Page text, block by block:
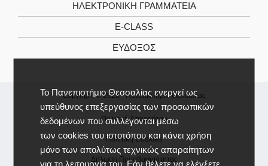
Το Πανεπιστήμιο Θεσσαλίας ενεργεί ως
υπεύθυνος επεξεργασίας των προσωπικών
δεδομένων που συλλέγονται μέσω
των cookies του ιστοτόπου και κάνει χρήση
μόνο των απολύτως τεχνικώς απαραίτητων
ΗΛΕΚΤΡΟΝΙΚΉ ΓΡΑΜΜΑΤΕΊΑ
E-CLASS
ΕΎΔΟΞΟΣ
Copyright © 2026 -Πανεπιστήμιο Θεσσαλίας
Πολιτική Απορρήτου
Πολιτική Cookies
Δήλωση Προσβασιμότητας